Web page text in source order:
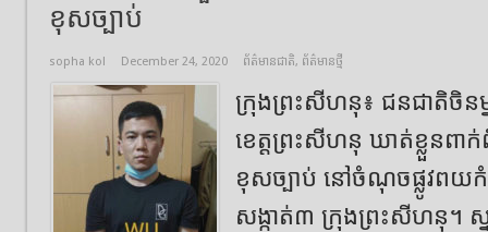
ខុសច្បាប់
sopha kol December 24, 2020 ព័ត៌មានជាតិ, ព័ត៌មានថ្មី
ក្រុងព្រះសីហនុ៖ ជនជាតិចិនម្
ខេត្តព្រះសីហនុ ឃាត់ខ្លួនពាក់
ខុសច្បាប់ នៅចំណុចផ្លូវពយ
សង្កាត់៣ ក្រុងព្រះសីហនុ។ ស្ន